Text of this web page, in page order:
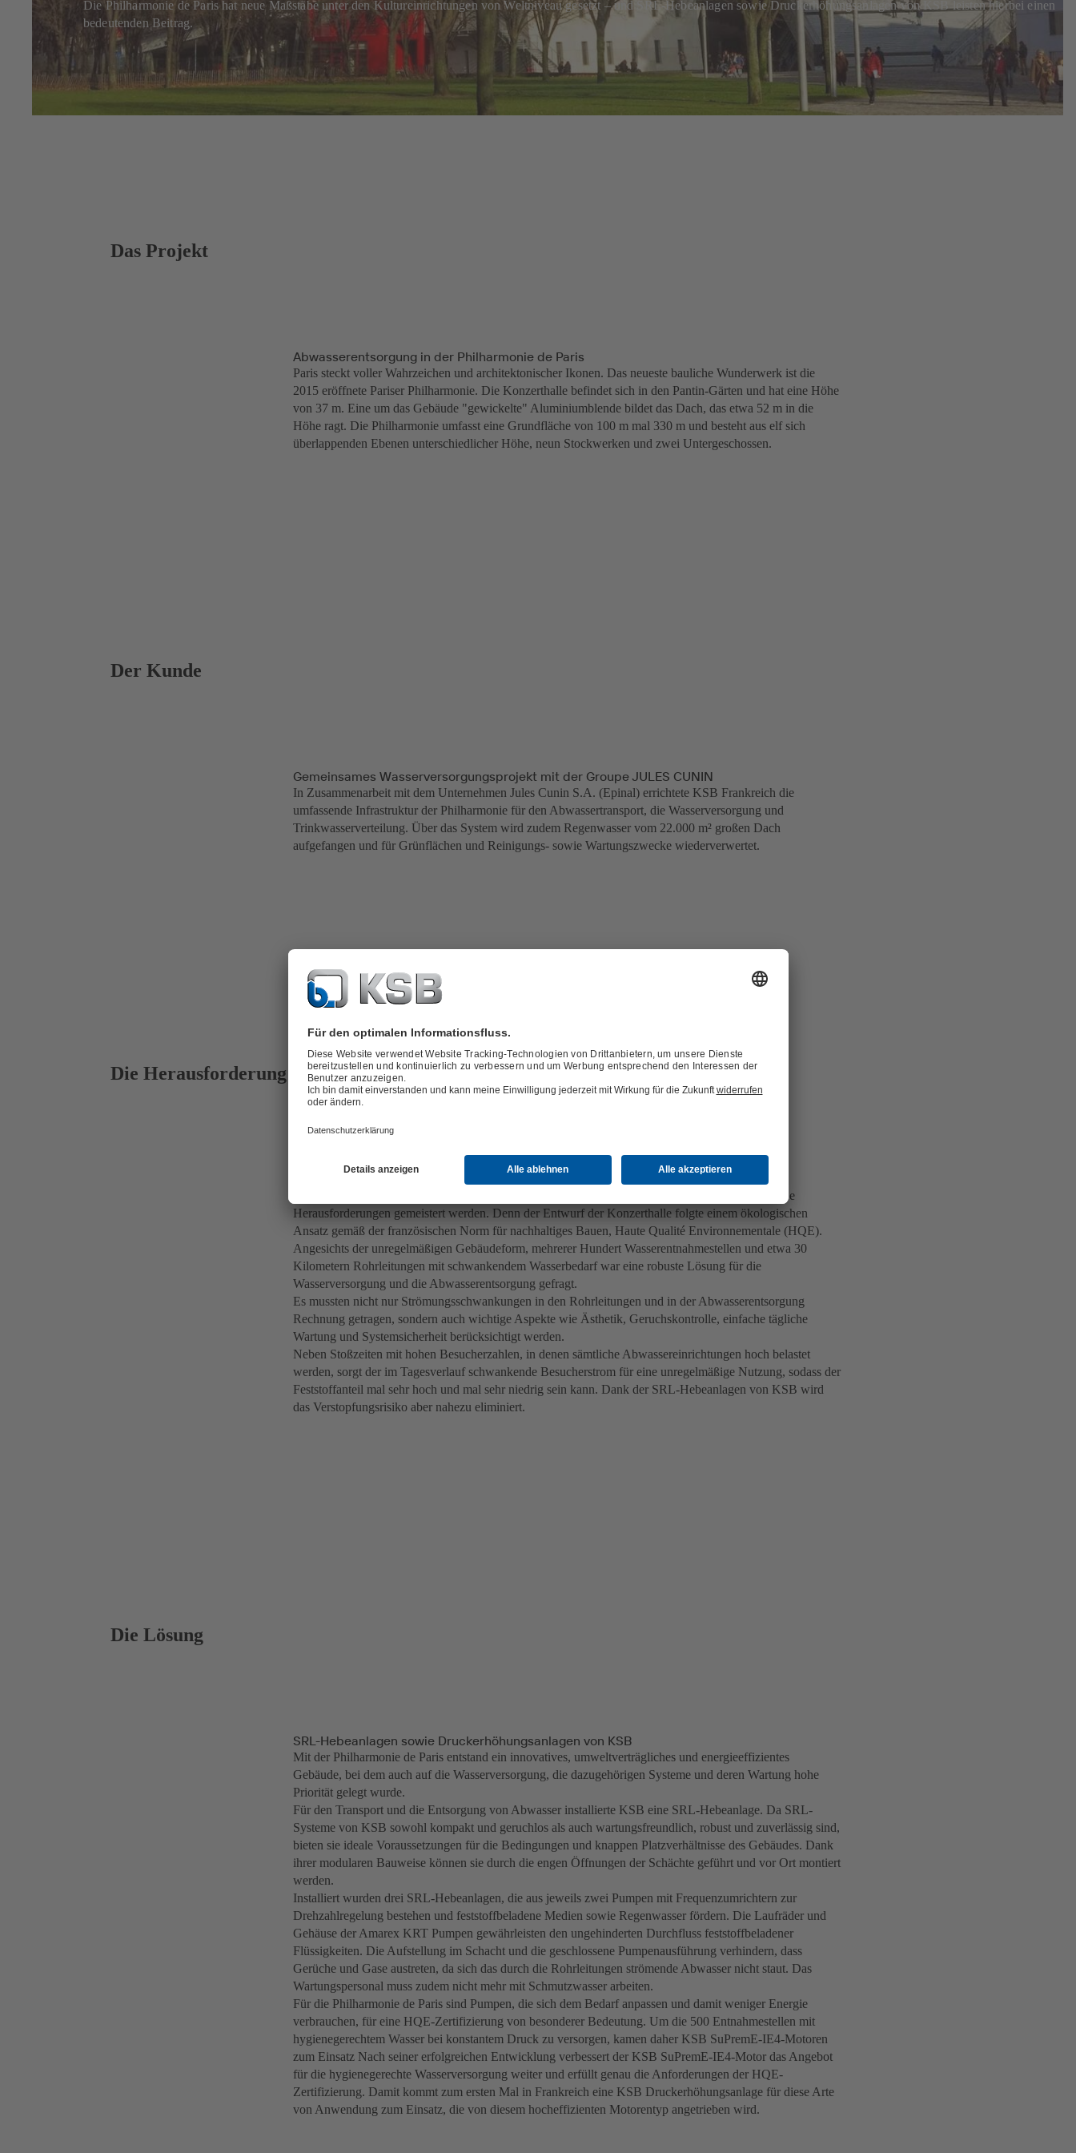
Die Philharmonie de Paris hat neue Maßstäbe unter den Kultureinrichtungen von Weltniveau gesetzt – und SRL-Hebeanlagen sowie Druckerhöhungsanlagen von KSB leisten hierbei einen
bedeutenden Beitrag.
Das Projekt
Abwasserentsorgung in der Philharmonie de Paris
Paris steckt voller Wahrzeichen und architektonischer Ikonen. Das neueste bauliche Wunderwerk ist die
2015 eröffnete Pariser Philharmonie. Die Konzerthalle befindet sich in den Pantin-Gärten und hat eine Höhe
von 37 m. Eine um das Gebäude "gewickelte" Aluminiumblende bildet das Dach, das etwa 52 m in die
Höhe ragt. Die Philharmonie umfasst eine Grundfläche von 100 m mal 330 m und besteht aus elf sich
überlappenden Ebenen unterschiedlicher Höhe, neun Stockwerken und zwei Untergeschossen.
Der Kunde
Gemeinsames Wasserversorgungsprojekt mit der Groupe JULES CUNIN
In Zusammenarbeit mit dem Unternehmen Jules Cunin S.A. (Epinal) errichtete KSB Frankreich die
umfassende Infrastruktur der Philharmonie für den Abwassertransport, die Wasserversorgung und
Trinkwasserverteilung. Über das System wird zudem Regenwasser vom 22.000 m² großen Dach
aufgefangen und für Grünflächen und Reinigungs- sowie Wartungszwecke wiederverwertet.
Die Herausforderung
Wasserversorgung und Abwasserentsorgung unter besonderen Bedingungen
Bei der Planung für die Wasserversorgung und den Abwassertransport mussten diverse ökologische
Herausforderungen gemeistert werden. Denn der Entwurf der Konzerthalle folgte einem ökologischen
Ansatz gemäß der französischen Norm für nachhaltiges Bauen, Haute Qualité Environnementale (HQE).
Angesichts der unregelmäßigen Gebäudeform, mehrerer Hundert Wasserentnahmestellen und etwa 30
Kilometern Rohrleitungen mit schwankendem Wasserbedarf war eine robuste Lösung für die
Wasserversorgung und die Abwasserentsorgung gefragt.
Es mussten nicht nur Strömungsschwankungen in den Rohrleitungen und in der Abwasserentsorgung
Rechnung getragen, sondern auch wichtige Aspekte wie Ästhetik, Geruchskontrolle, einfache tägliche
Wartung und Systemsicherheit berücksichtigt werden.
Neben Stoßzeiten mit hohen Besucherzahlen, in denen sämtliche Abwassereinrichtungen hoch belastet
werden, sorgt der im Tagesverlauf schwankende Besucherstrom für eine unregelmäßige Nutzung, sodass der
Feststoffanteil mal sehr hoch und mal sehr niedrig sein kann. Dank der SRL-Hebeanlagen von KSB wird
das Verstopfungsrisiko aber nahezu eliminiert.
Die Lösung
SRL-Hebeanlagen sowie Druckerhöhungsanlagen von KSB
Mit der Philharmonie de Paris entstand ein innovatives, umweltverträgliches und energieeffizientes
Gebäude, bei dem auch auf die Wasserversorgung, die dazugehörigen Systeme und deren Wartung hohe
Priorität gelegt wurde.
Für den Transport und die Entsorgung von Abwasser installierte KSB eine SRL-Hebeanlage. Da SRL-
Systeme von KSB sowohl kompakt und geruchlos als auch wartungsfreundlich, robust und zuverlässig sind,
bieten sie ideale Voraussetzungen für die Bedingungen und knappen Platzverhältnisse des Gebäudes. Dank
ihrer modularen Bauweise können sie durch die engen Öffnungen der Schächte geführt und vor Ort montiert
werden.
Installiert wurden drei SRL-Hebeanlagen, die aus jeweils zwei Pumpen mit Frequenzumrichtern zur
Drehzahlregelung bestehen und feststoffbeladene Medien sowie Regenwasser fördern. Die Laufräder und
Gehäuse der Amarex KRT Pumpen gewährleisten den ungehinderten Durchfluss feststoffbeladener
Flüssigkeiten. Die Aufstellung im Schacht und die geschlossene Pumpenausführung verhindern, dass
Gerüche und Gase austreten, da sich das durch die Rohrleitungen strömende Abwasser nicht staut. Das
Wartungspersonal muss zudem nicht mehr mit Schmutzwasser arbeiten.
Für die Philharmonie de Paris sind Pumpen, die sich dem Bedarf anpassen und damit weniger Energie
verbrauchen, für eine HQE-Zertifizierung von besonderer Bedeutung. Um die 500 Entnahmestellen mit
hygienegerechtem Wasser bei konstantem Druck zu versorgen, kamen daher KSB SuPremE-IE4-Motoren
zum Einsatz Nach seiner erfolgreichen Entwicklung verbessert der KSB SuPremE-IE4-Motor das Angebot
für die hygienegerechte Wasserversorgung weiter und erfüllt genau die Anforderungen der HQE-
Zertifizierung. Damit kommt zum ersten Mal in Frankreich eine KSB Druckerhöhungsanlage für diese Arte
von Anwendung zum Einsatz, die von diesem hocheffizienten Motorentyp angetrieben wird.